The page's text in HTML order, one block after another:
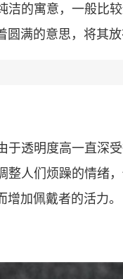
洁的寓意，一般比
满的意思，将其
于透明度高一直深
整人们烦躁的情绪
加佩戴者的活力。